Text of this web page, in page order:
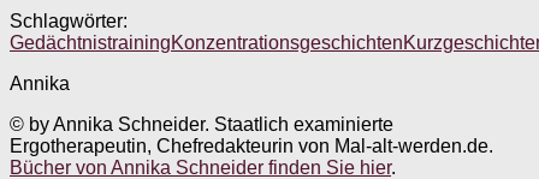
Schlagwörter:
GedächtnistrainingKonzentrationsgeschichten
Annika
© by Annika Schneider. Staatlich examinierte
Ergotherapeutin, Chefredakteurin von Mal-alt-werden.de.
Bücher von Annika Schneider finden Sie hier.